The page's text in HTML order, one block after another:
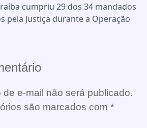
cumpriu 29 dos 34 mandados
pela Justiça durante a Operação
e-mail não será publicado.
são marcados com *